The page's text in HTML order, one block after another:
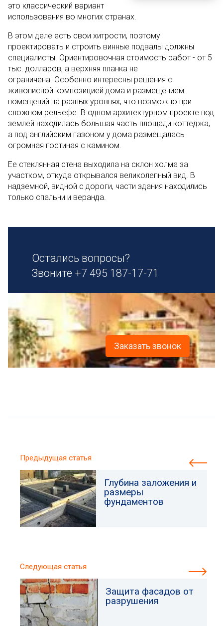
это классический вариант
использования во многих странах.
В этом деле есть свои хитрости, поэтому
проектировать и строить винные подвалы должны
специалисты. Ориентировочная стоимость работ - от 5
тыс. долларов, а верхняя планка не
ограничена. Особенно интересны решения с
живописной композицией дома и размещением
помещений на разных уровнях, что возможно при
сложном рельефе. В одном архитектурном проекте под
землей находилась большая часть площади коттеджа,
а под английским газоном у дома размещалась
огромная гостиная с камином.
Ее стеклянная стена выходила на склон холма за
участком, откуда открывался великолепный вид. В
надземной, видной с дороги, части здания находились
только спальни и веранда.
Остались вопросы?
Звоните +7 495 187-17-71
Заказать звонок
Предыдущая статья
Глубина заложения и
размеры
фундаментов
Следующая статья
Защита фасадов от
разрушения